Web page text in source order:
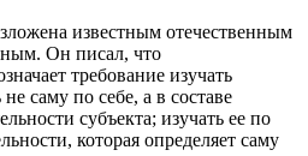
известным отечественным
Он писал, что
требование изучать
саму по себе, а в составе
субъекта; изучать ее по
которая определяет саму